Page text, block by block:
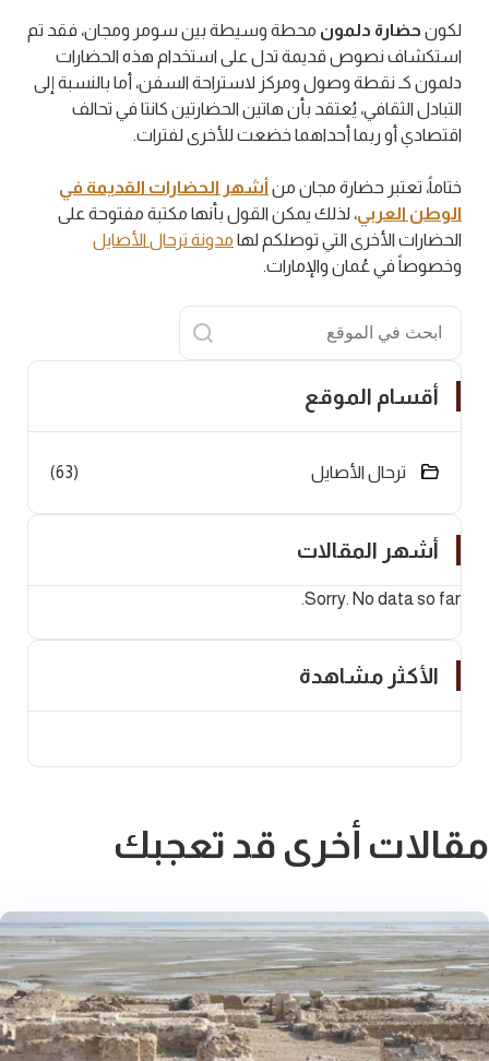
لكون حضارة دلمون محطة وسيطة بين سومر ومجان، فقد تم
استكشاف نصوص قديمة تدل على استخدام هذه الحضارات
دلمون كـ نقطة وصول ومركز لاستراحة السفن، أما بالنسبة إلى
التبادل الثقافي، يُعتقد بأن هاتين الحضارتين كانتا في تحالف
اقتصادي أو ربما أحداهما خضعت للأخرى لفترات.
ختاماً، تعتبر حضارة مجان من أشهر الحضارات القديمة في
الوطن العربي، لذلك يمكن القول بأنها مكتبة مفتوحة على
الحضارات الأخرى التي توصلكم لها مدونة ترحال الأصايل
وخصوصاً في عُمان والإمارات.
البحث
أقسام الموقع
ترحال الأصايل (63)
أشهر المقالات
Sorry. No data so far.
الأكثر مشاهدة
مقالات أخرى قد تعجبك